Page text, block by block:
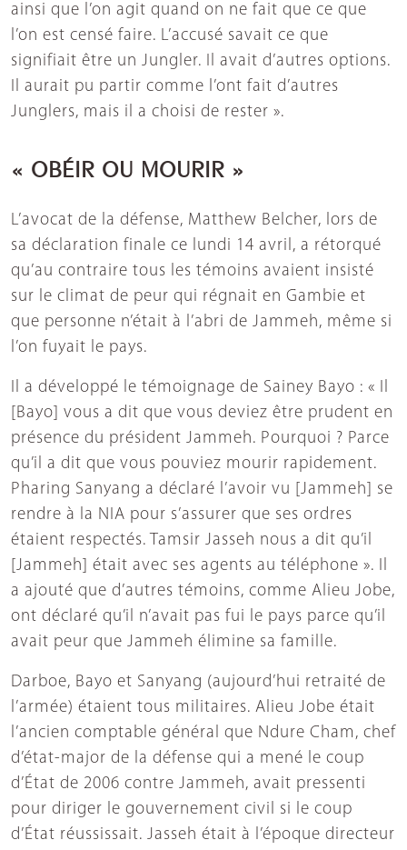
ainsi que l’on agit quand on ne fait que ce que
l’on est censé faire. L’accusé savait ce que
signifiait être un Jungler. Il avait d’autres options.
Il aurait pu partir comme l’ont fait d’autres
Junglers, mais il a choisi de rester ».
« OBÉIR OU MOURIR »
L’avocat de la défense, Matthew Belcher, lors de
sa déclaration finale ce lundi 14 avril, a rétorqué
qu’au contraire tous les témoins avaient insisté
sur le climat de peur qui régnait en Gambie et
que personne n’était à l’abri de Jammeh, même si
l’on fuyait le pays.
Il a développé le témoignage de Sainey Bayo : « Il
[Bayo] vous a dit que vous deviez être prudent en
présence du président Jammeh. Pourquoi ? Parce
qu’il a dit que vous pouviez mourir rapidement.
Pharing Sanyang a déclaré l’avoir vu [Jammeh] se
rendre à la NIA pour s’assurer que ses ordres
étaient respectés. Tamsir Jasseh nous a dit qu’il
[Jammeh] était avec ses agents au téléphone ». Il
a ajouté que d’autres témoins, comme Alieu Jobe,
ont déclaré qu’il n’avait pas fui le pays parce qu’il
avait peur que Jammeh élimine sa famille.
Darboe, Bayo et Sanyang (aujourd’hui retraité de
l’armée) étaient tous militaires. Alieu Jobe était
l’ancien comptable général que Ndure Cham, chef
d’état-major de la défense qui a mené le coup
d’État de 2006 contre Jammeh, avait pressenti
pour diriger le gouvernement civil si le coup
d’État réussissait. Jasseh était à l’époque directeur